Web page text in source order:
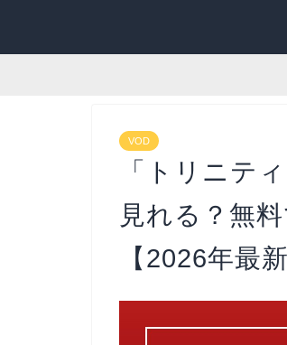
VOD
「トリニテ
見れる？無
【2026年最新